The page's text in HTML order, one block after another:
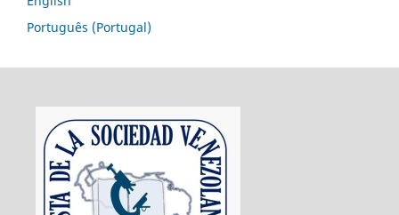
Português (Portugal)